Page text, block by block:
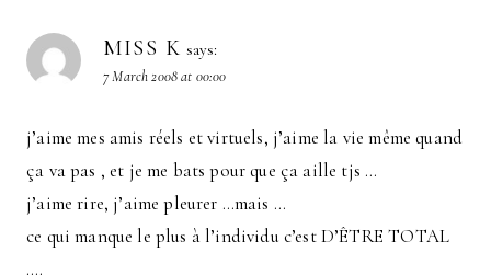
MISS K says:
7 March 2008 at 00:00
j’aime mes amis réels et virtuels, j’aime la vie même quand
ça va pas , et je me bats pour que ça aille tjs …
j’aime rire, j’aime pleurer …mais …
ce qui manque le plus à l’individu c’est D’ÊTRE TOTAL
….